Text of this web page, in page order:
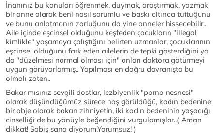
İnanınız bu konuları öğrenmek, duymak, araştırmak, yazmak
bir anne olarak beni nasıl sorumlu ve baskı altında tuttuğunu
ve bunu anlatmanın zorluğunu da yine anneler hissedebilir..
Aile içinde eşcinsel olduğunu keşfeden çocukların "illegal
kimlikle" yaşamaya çalıştığını belirten uzmanlar, çocuklarının
eşcinsel olduğunu fark eden ailelerin de tepki gösterdiğini ya
da "düzelmesi normal olması için" onları doktora götürmeyi
uygun görüyorlarmış.. Yapılması en doğru davranışta bu
olmalı zaten..
Bakar mısınız sevgili dostlar, lezbiyenlik "porno nesnesi"
olarak düşündüğümüz sürece hoş görüldüğü, kadın bedenine
bir obje olarak bakan zihniyetin, iki kadın bedeninin yaşadığı
cinselliği de bu yönüyle beğendiğini vurgulamışlar..( Aman
dikkat! Sabiş sana diyorum.Yorumsuz! )